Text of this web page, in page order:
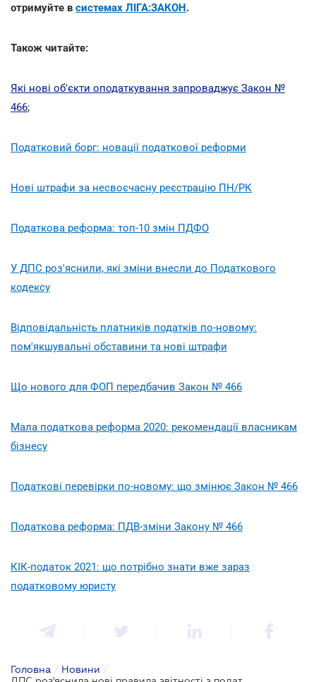
отримуйте в системах ЛІГА:ЗАКОН.
Також читайте:
Які нові об'єкти оподаткування запроваджує Закон №
466;
Податковий борг: новації податкової реформи
Нові штрафи за несвоєчасну реєстрацію ПН/РК
Податкова реформа: топ-10 змін ПДФО
У ДПС роз'яснили, які зміни внесли до Податкового
кодексу
Відповідальність платників податків по-новому:
пом'якшувальні обставини та нові штрафи
Що нового для ФОП передбачив Закон № 466
Мала податкова реформа 2020: рекомендації власникам
бізнесу
Податкові перевірки по-новому: що змінює Закон № 466
Податкова реформа: ПДВ-зміни Закону № 466
КІК-податок 2021: що потрібно знати вже зараз
податковому юристу
Головна / Новини /